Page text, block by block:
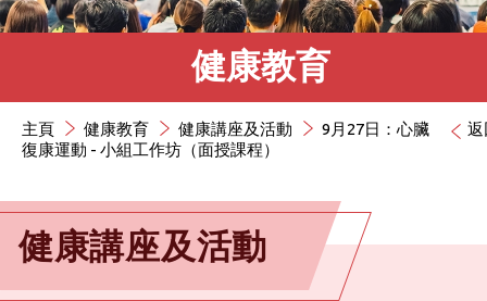
健康教育
返
主頁 健康教育 健康講座及活動
9月27日：心臟
復康運動 - 小組工作坊（面授課程）
健康講座及活動